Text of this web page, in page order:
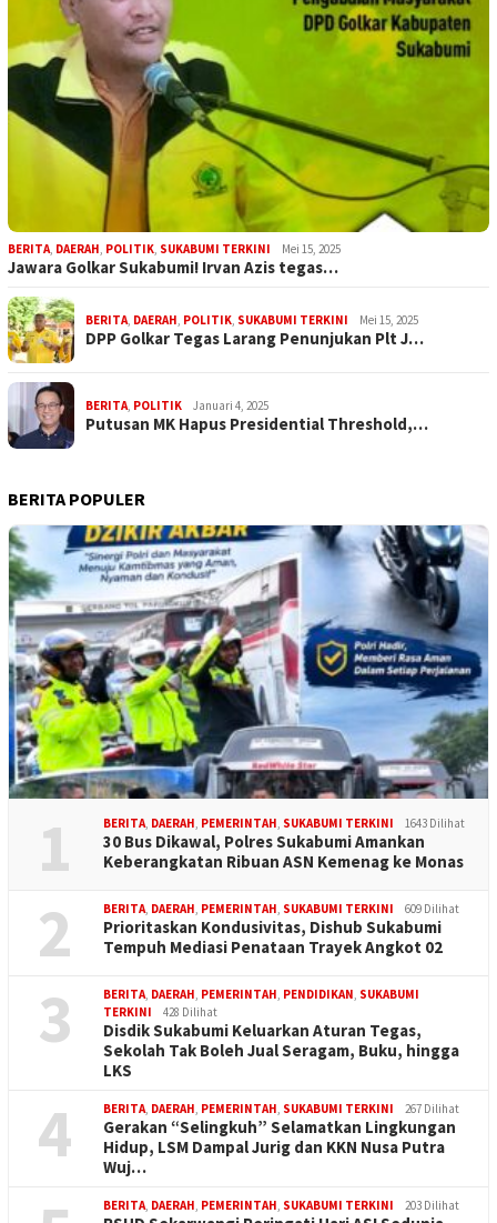
BERITA, DAERAH, POLITIK, SUKABUMI TERKINI Mei 15, 2025
Jawara Golkar Sukabumi! Irvan Azis tegas…
BERITA, DAERAH, POLITIK, SUKABUMI TERKINI Mei 15, 2025
DPP Golkar Tegas Larang Penunjukan Plt J…
BERITA, POLITIK Januari 4, 2025
Putusan MK Hapus Presidential Threshold,…
BERITA POPULER
1 BERITA, DAERAH, PEMERINTAH, SUKABUMI TERKINI 1643 Dilihat
30 Bus Dikawal, Polres Sukabumi Amankan
Keberangkatan Ribuan ASN Kemenag ke Monas
2 BERITA, DAERAH, PEMERINTAH, SUKABUMI TERKINI 609 Dilihat
Prioritaskan Kondusivitas, Dishub Sukabumi
Tempuh Mediasi Penataan Trayek Angkot 02
3 BERITA, DAERAH, PEMERINTAH, PENDIDIKAN, SUKABUMI
TERKINI
428 Dilihat
Disdik Sukabumi Keluarkan Aturan Tegas,
Sekolah Tak Boleh Jual Seragam, Buku, hingga
LKS
4 BERITA, DAERAH, PEMERINTAH, SUKABUMI TERKINI 267 Dilihat
Gerakan “Selingkuh” Selamatkan Lingkungan
Hidup, LSM Dampal Jurig dan KKN Nusa Putra
Wuj…
BERITA, DAERAH, PEMERINTAH, SUKABUMI TERKINI 203 Dilihat